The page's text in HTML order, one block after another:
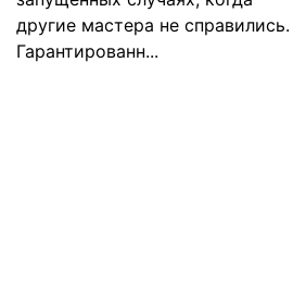
другие мастера не справились.
Гарантированн...